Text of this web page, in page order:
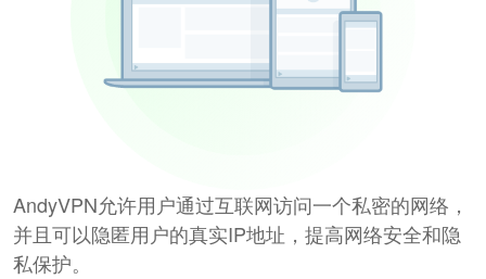
AndyVPN允许用户通过互联网访问一个私密的网络，
并且可以隐匿用户的真实IP地址，提高网络安全和隐
私保护。